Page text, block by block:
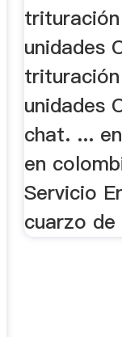
unidades
unidades
chat. ...
en
Servicio
cuarzo